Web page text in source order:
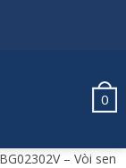
0
– Vòi sen